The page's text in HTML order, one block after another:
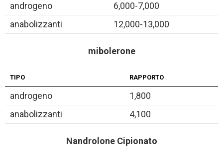
androgeno
6,000-7,000
anabolizzanti
12,000-13,000
mibolerone
TIPO RAPPORTO
androgeno
1,800
anabolizzanti
4,100
Nandrolone Cipionato